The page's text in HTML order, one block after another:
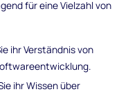
für eine Vielzahl von
ihr Verständnis von
ihr Wissen über